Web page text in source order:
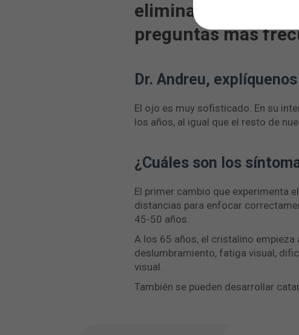
eliminarlas? El Dr.
preguntas más
Dr. Andreu,
El ojo es muy sofisticado. En su
los años, al igual que el resto de
¿Cuáles son los
El primer cambio que experimenta
distancias para enfocar
45-50 años.
A los 65 años, el cristalino
deslumbramiento, fatiga visual,
visual.
También se pueden desarrollar